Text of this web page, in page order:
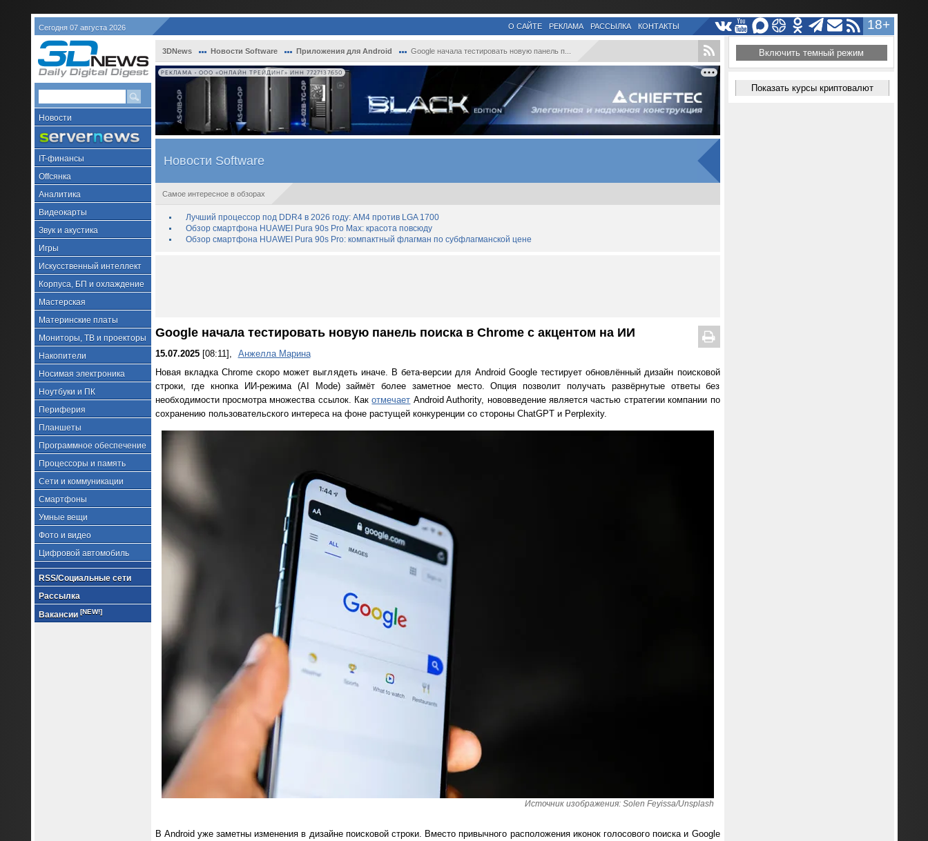
Сегодня 07 августа 2026 18+
О САЙТЕ РЕКЛАМА РАССЫЛКА КОНТАКТЫ
Новости
IT-финансы
Offсянка
Аналитика
Видеокарты
Звук и акустика
Игры
Искусственный интеллект
Корпуса, БП и охлаждение
Мастерская
Материнские платы
Мониторы, ТВ и проекторы
Накопители
Носимая электроника
Ноутбуки и ПК
Периферия
Планшеты
Программное обеспечение
Процессоры и память
Сети и коммуникации
Смартфоны
Умные вещи
Фото и видео
Цифровой автомобиль
RSS/Социальные сети
Рассылка
Вакансии [NEW!]
3DNews Новости Software Приложения для Android Google начала тестировать новую панель п...
РЕКЛАМА • ООО «ОНЛАЙН ТРЕЙДИНГ» ИНН 7727137650
Новости Software
Самое интересное в обзорах
Лучший процессор под DDR4 в 2026 году: AM4 против LGA 1700
Обзор смартфона HUAWEI Pura 90s Pro Max: красота повсюду
Обзор смартфона HUAWEI Pura 90s Pro: компактный флагман по субфлагманской цене
Google начала тестировать новую панель поиска в Chrome с акцентом на ИИ
15.07.2025[08:11],
Анжелла Марина
Новая вкладка Chrome скоро может выглядеть иначе. В бета-версии для Android Google тестирует обновлённый дизайн поисковой
строки, где кнопка ИИ-режима (AI Mode) займёт более заметное место. Опция позволит получать развёрнутые ответы без
необходимости просмотра множества ссылок. Какотмечает Android Authority, нововведение является частью стратегии компании по
сохранению пользовательского интереса на фоне растущей конкуренции со стороны ChatGPT и Perplexity.
Источник изображения: Solen Feyissa/Unsplash
В Android уже заметны изменения в дизайне поисковой строки. Вместо привычного расположения иконок голосового поиска и Google
Включить темный режим
Показать курсы криптовалют